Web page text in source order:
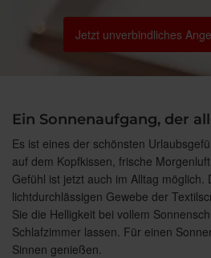
Jetzt unverbindliches
Ein Sonnenaufgang, der
Es ist eines der schönsten
auf dem Kopfkissen, frische
Gefühl ist jetzt auch im Alltag möglich.
lichtdurchlässigen Gewebe der
Sie die Helligkeit bei vollem
Schlafzimmer lassen. Für einen
Sinnen genießen.